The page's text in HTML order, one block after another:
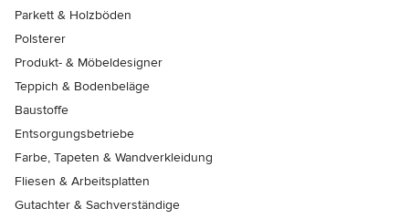
Parkett & Holzböden
Polsterer
Produkt- & Möbeldesigner
Teppich & Bodenbeläge
Baustoffe
Entsorgungsbetriebe
Farbe, Tapeten & Wandverkleidung
Fliesen & Arbeitsplatten
Gutachter & Sachverständige